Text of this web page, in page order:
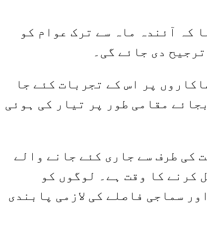
کہ آئندہ ماہ سے ترک عوام کو
دی جائے گی۔
پر اس کے تجربات کئے جا
مقامی طور پر تیار کی ہوئی
کی طرف سے جاری کئے جانے والے
کرنے کا وقت ہے۔ لوگوں کو
سماجی فاصلے کی لازمی پابندی